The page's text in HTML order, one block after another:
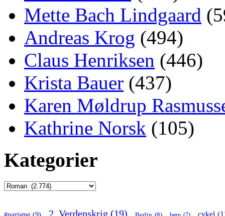
Mette Bach Lindgaard
Andreas Krog (494)
Claus Henriksen (446)
Krista Bauer (437)
Karen Møldrup
Kathrine Norsk (105)
Kategorier
Kategorier
2. Verdenskrig (19)